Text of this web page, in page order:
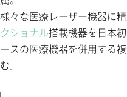
様々な医療レーザー機器に
クショナル搭載機器を日本
ースの医療機器を併用する
む.